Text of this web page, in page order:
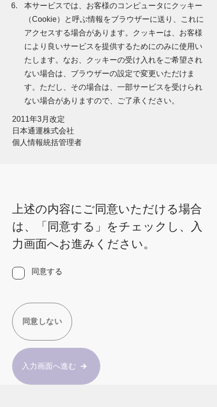
本サービスでは、お客様のコンピュータにクッキー
（Cookie）と呼ぶ情報をブラウザーに送り、これに
アクセスする場合があります。クッキーは、お客様
により良いサービスを提供するためにのみに使用い
たします。なお、クッキーの受け入れをご希望され
ない場合は、ブラウザーの設定で変更いただけま
す。ただし、その場合は、一部サービスを受けられ
ない場合がありますので、ご了承ください。
2011年3月改定
日本通運株式会社
個人情報統括管理者
上述の内容にご同意いただける場合
は、「同意する」をチェックし、入
力画面へお進みください。
同意する
同意しない
入力画面へ進む